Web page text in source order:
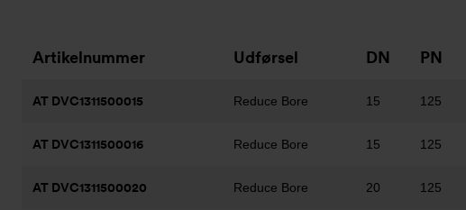
Artikelnummer Udførsel DN PN
AT DVC1311500015 Reduce Bore 15 125
AT DVC1311500016 Reduce Bore 15 125
AT DVC1311500020 Reduce Bore 20 125